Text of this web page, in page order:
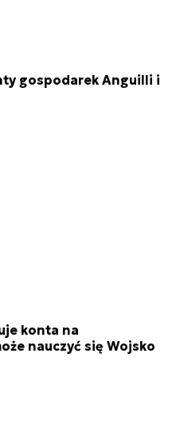
gospodarek Anguilli i
konta na
nauczyć się Wojsko